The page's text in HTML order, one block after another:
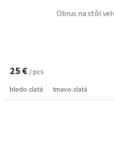
Obrus na stôl
25 € / pcs
bledo-zlatá tmavo-zlatá